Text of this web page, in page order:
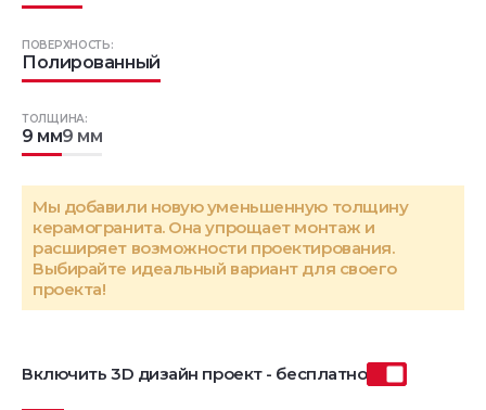
ТОЛЩИНА:
9 мм9 мм
ПОВЕРХНОСТЬ:
Полированный
Мы добавили новую уменьшенную толщину
керамогранита. Она упрощает монтаж и
расширяет возможности проектирования.
Выбирайте идеальный вариант для своего
проекта!
Включить 3D дизайн проект - бесплатно